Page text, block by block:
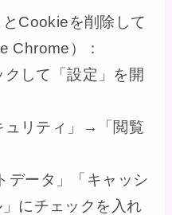
Cookieを削除して
Chrome）：
して「設定」を開
ュリティ」→「閲覧
データ」「キャッシ
にチェックを入れ